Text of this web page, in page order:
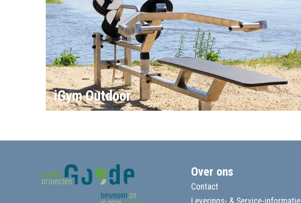
iGym Outdoor
Over ons
Contact